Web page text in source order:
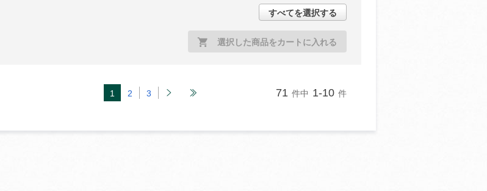
すべてを選択する
選択した商品をカートに入れる
1 2 3 71 件中 1-10 件